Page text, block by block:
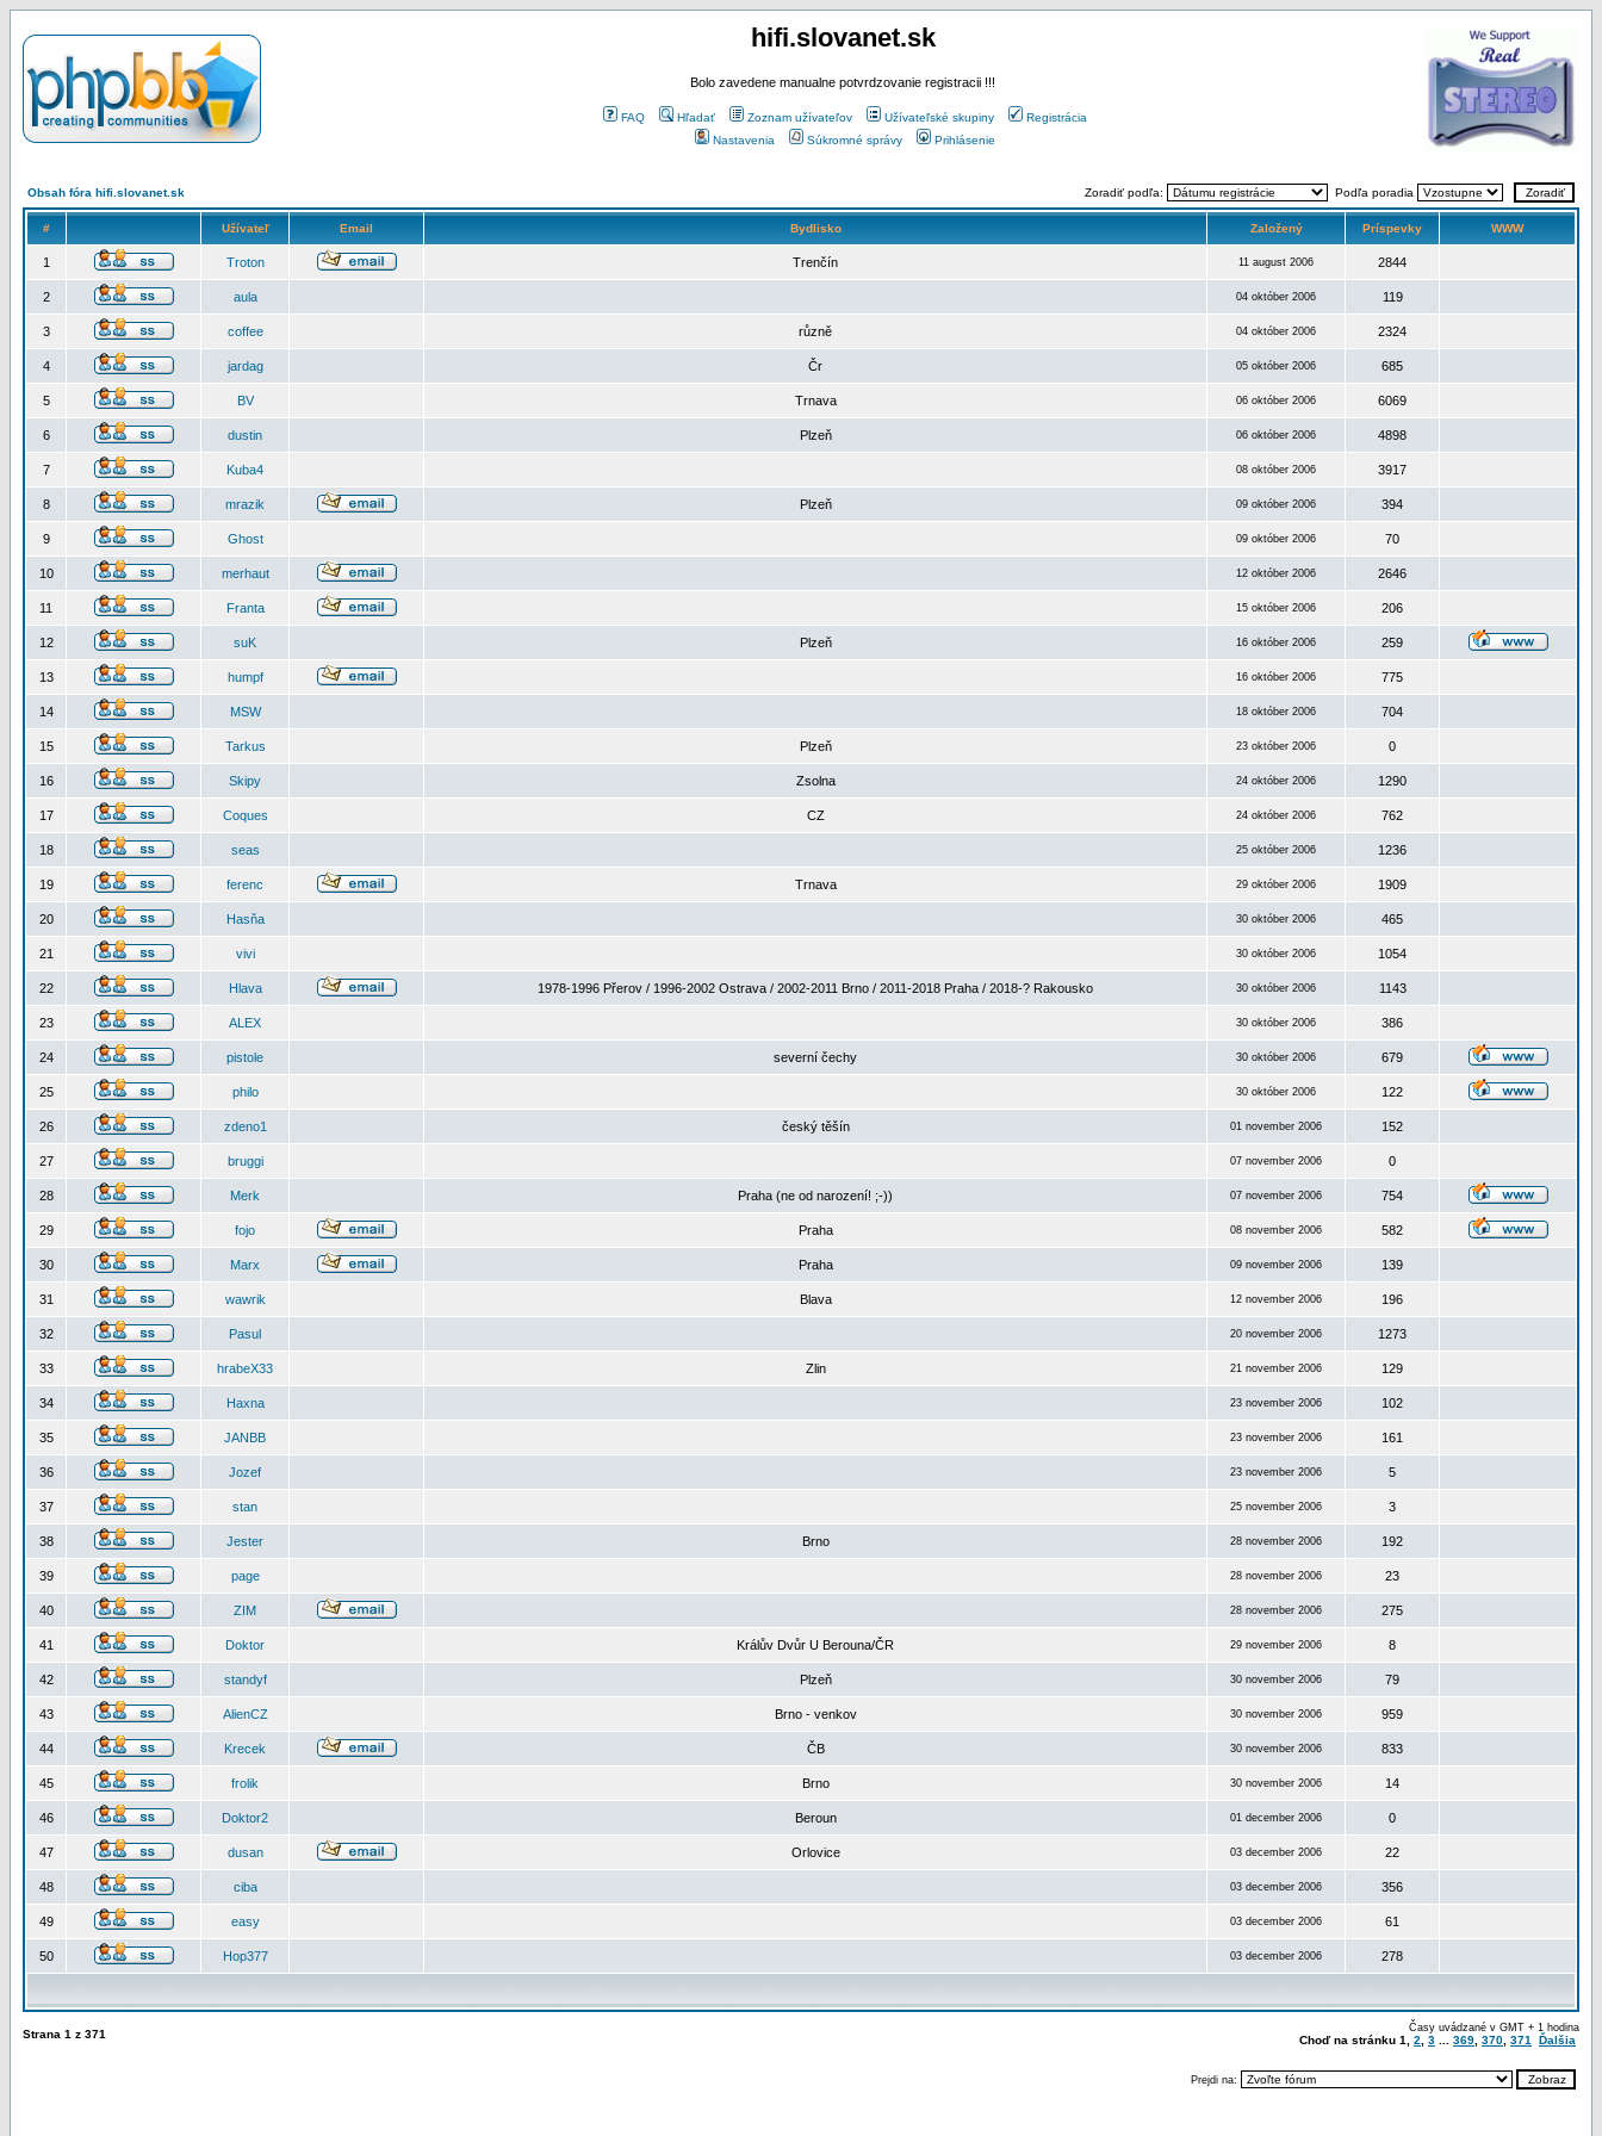
hifi.slovanet.sk
Bolo zavedene manualne potvrdzovanie registracii !!!
FAQ Hľadať Zoznam užívateľov Užívateľské skupiny
Registrácia
Nastavenia
Súkromné správy Prihlásenie
Obsah fóra hifi.slovanet.sk Zoradiť podľa: Podľa poradia
# Užívateľ Email Bydlisko Založený Príspevky WWW
1 Troton Trenčín 11 august 2006 2844
2 aula 04 október 2006 119
3 coffee různě 04 október 2006 2324
4 jardag Čr 05 október 2006 685
5 BV Trnava 06 október 2006 6069
6 dustin Plzeň 06 október 2006 4898
7 Kuba4 08 október 2006 3917
8 mrazik Plzeň 09 október 2006 394
9 Ghost 09 október 2006 70
10 merhaut 12 október 2006 2646
11 Franta 15 október 2006 206
12 suK Plzeň 16 október 2006 259
13 humpf 16 október 2006 775
14 MSW 18 október 2006 704
15 Tarkus Plzeň 23 október 2006 0
16 Skipy Zsolna 24 október 2006 1290
17 Coques CZ 24 október 2006 762
18 seas 25 október 2006 1236
19 ferenc Trnava 29 október 2006 1909
20 Hasňa 30 október 2006 465
21 vivi 30 október 2006 1054
22 Hlava 1978-1996 Přerov / 1996-2002 Ostrava / 2002-2011 Brno / 2011-2018 Praha / 2018-? Rakousko 30 október 2006 1143
23 ALEX 30 október 2006 386
24 pistole severní čechy 30 október 2006 679
25 philo 30 október 2006 122
26 zdeno1 český těšín 01 november 2006 152
27 bruggi 07 november 2006 0
28 Merk Praha (ne od narození! ;-)) 07 november 2006 754
29 fojo Praha 08 november 2006 582
30 Marx Praha 09 november 2006 139
31 wawrik Blava 12 november 2006 196
32 Pasul 20 november 2006 1273
33 hrabeX33 Zlin 21 november 2006 129
34 Haxna 23 november 2006 102
35 JANBB 23 november 2006 161
36 Jozef 23 november 2006 5
37 stan 25 november 2006 3
38 Jester Brno 28 november 2006 192
39 page 28 november 2006 23
40 ZIM 28 november 2006 275
41 Doktor Králův Dvůr U Berouna/ČR 29 november 2006 8
42 standyf Plzeň 30 november 2006 79
43 AlienCZ Brno - venkov 30 november 2006 959
44 Krecek ČB 30 november 2006 833
45 frolik Brno 30 november 2006 14
46 Doktor2 Beroun 01 december 2006 0
47 dusan Orlovice 03 december 2006 22
48 ciba 03 december 2006 356
49 easy 03 december 2006 61
50 Hop377 03 december 2006 278
Strana 1 z 371 Časy uvádzané v GMT + 1 hodina
Choď na stránku 1 2 3 369 370 371 Ďalšia
Prejdi na: